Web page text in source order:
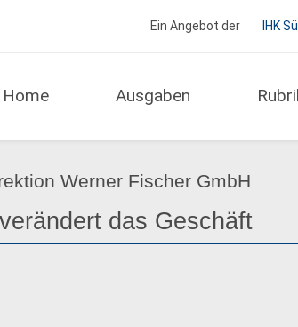
Ein Angebot der IHK
Home Ausgaben
Unternehmen
Werner Fischer GmbH
das Geschäft